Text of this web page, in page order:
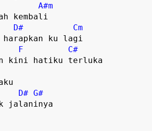
A#m
D#
Cm
F
C#
D# G#